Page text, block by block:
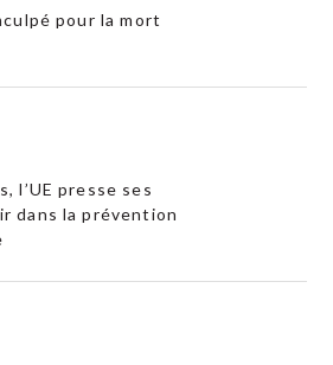
pour la mort
l’UE presse ses
dans la prévention